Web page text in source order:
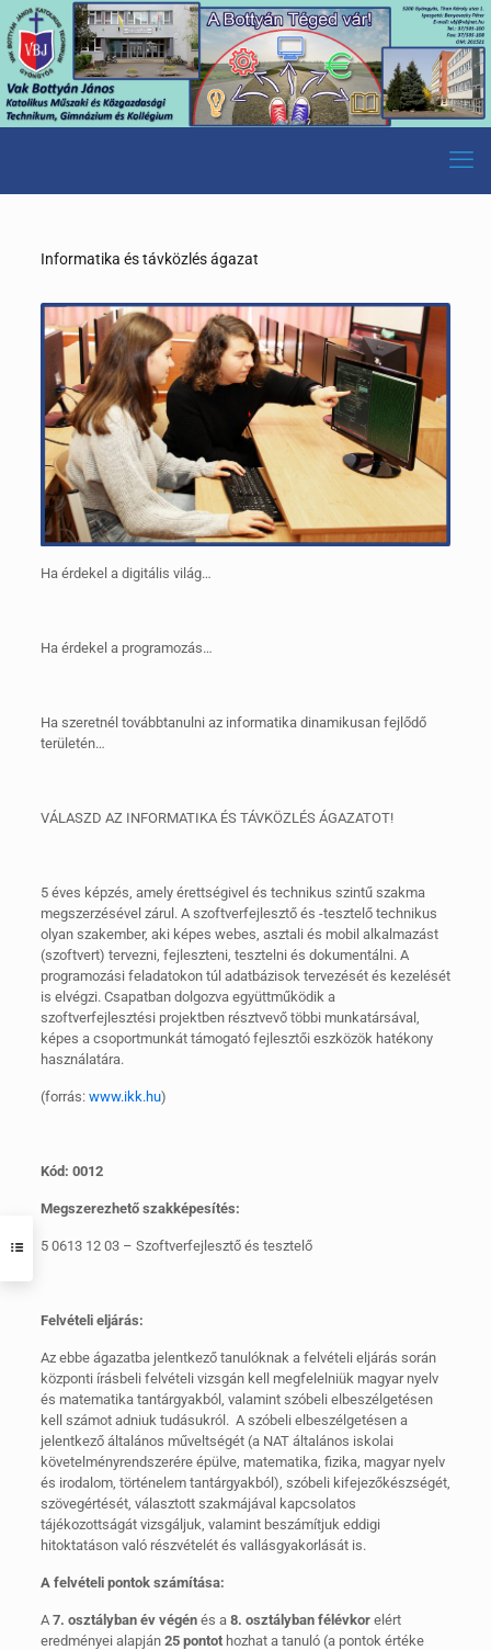
Informatika és távközlés ágazat
Ha érdekel a digitális világ…
Ha érdekel a programozás…
Ha szeretnél továbbtanulni az informatika dinamikusan fejlődő
területén…
VÁLASZD AZ INFORMATIKA ÉS TÁVKÖZLÉS ÁGAZATOT!
5 éves képzés, amely érettségivel és technikus szintű szakma
megszerzésével zárul. A szoftverfejlesztő és -tesztelő technikus
olyan szakember, aki képes webes, asztali és mobil alkalmazást
(szoftvert) tervezni, fejleszteni, tesztelni és dokumentálni. A
programozási feladatokon túl adatbázisok tervezését és kezelését
is elvégzi. Csapatban dolgozva együttműködik a
szoftverfejlesztési projektben résztvevő többi munkatársával,
képes a csoportmunkát támogató fejlesztői eszközök hatékony
használatára.
(forrás:www.ikk.hu)
Kód: 0012
Megszerezhető szakképesítés:
5 0613 12 03 – Szoftverfejlesztő és tesztelő
Felvételi eljárás:
Az ebbe ágazatba jelentkező tanulóknak a felvételi eljárás során
központi írásbeli felvételi vizsgán kell megfelelniük magyar nyelv
és matematika tantárgyakból, valamint szóbeli elbeszélgetésen
kell számot adniuk tudásukról. A szóbeli elbeszélgetésen a
jelentkező általános műveltségét (a NAT általános iskolai
követelményrendszerére épülve, matematika, fizika, magyar nyelv
és irodalom, történelem tantárgyakból), szóbeli kifejezőkészségét,
szövegértését, választott szakmájával kapcsolatos
tájékozottságát vizsgáljuk, valamint beszámítjuk eddigi
hitoktatáson való részvételét és vallásgyakorlását is.
A felvételi pontok számítása:
A 7. osztályban év végén és a 8. osztályban félévkor elért
eredményei alapján 25 pontot hozhat a tanuló (a pontok értéke